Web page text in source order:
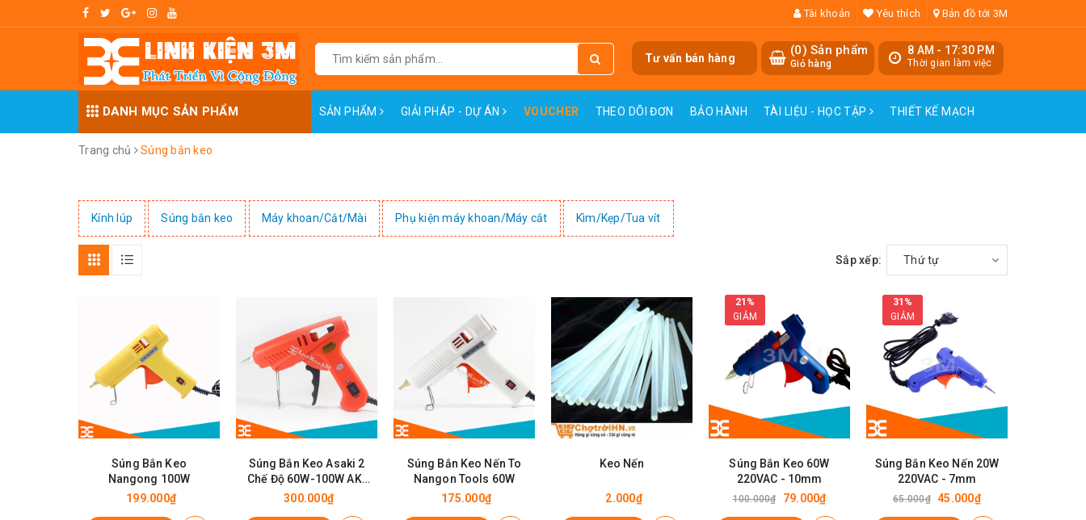
Tài khoản Yêu thích Bản đồ tới 3M
8 AM - 17:30 PM
Thời gian làm việc
(0) Sản phẩm
Giỏ hàng
Tư vấn bán hàng
DANH MỤC SẢN PHẨM SẢN PHẨM GIẢI PHÁP - DỰ ÁN VOUCHER THEO DÕI ĐƠN BẢO HÀNH TÀI LIỆU - HỌC TẬP THIẾT KẾ MẠCH
Trang chủ Súng bắn keo
Kính lúp Súng bắn keo Máy khoan/Cắt/Mài Phụ kiện máy khoan/Máy cắt Kìm/Kẹp/Tua vít
Sắp xếp: Thứ tự
Súng Bắn Keo
Nangong 100W
199.000₫
Súng Bắn Keo Asaki 2
Chế Độ 60W-100W AK-
9026
300.000₫
Súng Bắn Keo Nến To
Nangon Tools 60W
175.000₫
Keo Nến
2.000₫
21%
GIẢM
Súng Bắn Keo 60W
220VAC - 10mm
100.000₫ 79.000₫
31%
GIẢM
Súng Bắn Keo Nến 20W
220VAC - 7mm
65.000₫ 45.000₫